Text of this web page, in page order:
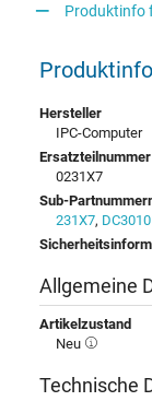
Produktinfo
Hersteller
IPC-Computer
Ersatzteilnummer
0231X7
Sub-
231X7,
Allgemeine
Artikelzustand
Neu
Technische